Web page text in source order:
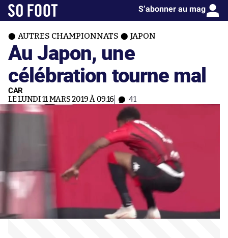
S’abonner au mag
AUTRES CHAMPIONNATS JAPON
Au Japon, une
célébration tourne mal
CAR
LE LUNDI 11 MARS 2019 À 09:16 41